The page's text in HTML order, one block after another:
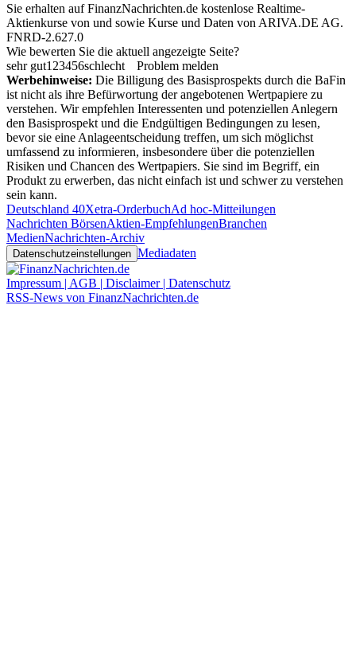
Sie erhalten auf FinanzNachrichten.de kostenlose Realtime-
Aktienkurse von und sowie Kurse und Daten von ARIVA.DE AG.
FNRD-2.627.0
Wie bewerten Sie die aktuell angezeigte Seite?
sehr gut1 23456schlecht
Problem melden
Werbehinweise: Die Billigung des Basisprospekts durch die BaFin
ist nicht als ihre Befürwortung der angebotenen Wertpapiere zu
verstehen. Wir empfehlen Interessenten und potenziellen Anlegern
den Basisprospekt und die Endgültigen Bedingungen zu lesen,
bevor sie eine Anlageentscheidung treffen, um sich möglichst
umfassend zu informieren, insbesondere über die potenziellen
Risiken und Chancen des Wertpapiers. Sie sind im Begriff, ein
Produkt zu erwerben, das nicht einfach ist und schwer zu verstehen
sein kann.
Deutschland 40Xetra-OrderbuchAd hoc-Mitteilungen
Nachrichten BörsenAktien-EmpfehlungenBranchen
MedienNachrichten-Archiv
Datenschutzeinstellungen Mediadaten
Impressum | AGB | Disclaimer | Datenschutz
RSS-News von FinanzNachrichten.de